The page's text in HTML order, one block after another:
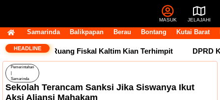
MASUK JELAJAHI
Samarinda Balikpapan Berau Bontang Kutai Barat
HEADLINE
Tertahan, Ruang Fiskal Kaltim Kian Terhimpit DPRD
Pemerintahan
Samarinda
Sekolah Terancam Sanksi Jika Siswanya Ikut
Aksi Aliansi Mahakam